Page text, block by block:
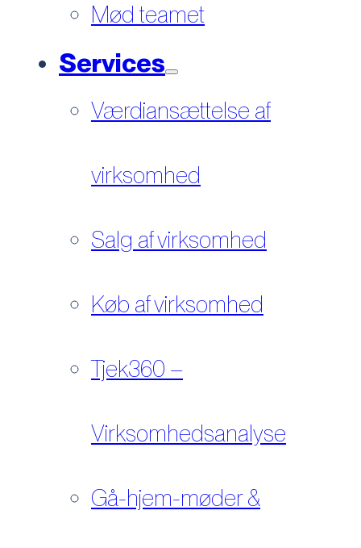
Mød teamet
Services
Værdiansættelse af
virksomhed
Salg af virksomhed
Køb af virksomhed
Tjek360 –
Virksomhedsanalyse
Gå-hjem-møder &